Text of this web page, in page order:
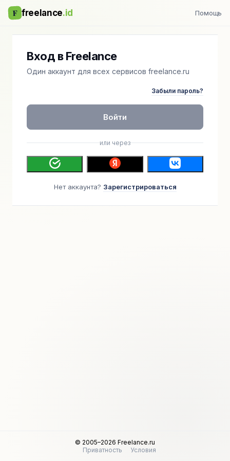
F freelance.id Помощь
Вход в Freelance
Один аккаунт для всех сервисов freelance.ru
Забыли пароль?
Войти
или через
Нет аккаунта? Зарегистрироваться
© 2005–2026 Freelance.ru
Приватность
Условия